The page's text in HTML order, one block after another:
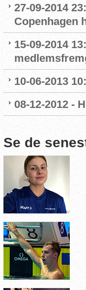
27-09-2014
Copenhagen
15-09-2014
10-06-2013
08-12-2012 -
Se de